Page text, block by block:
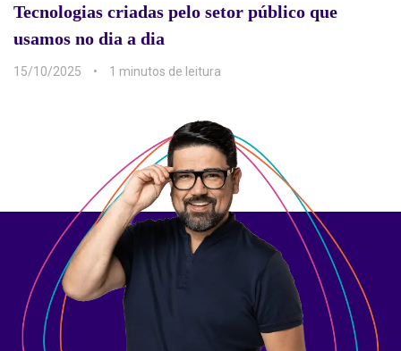
Tecnologias criadas pelo setor público que
usamos no dia a dia
15/10/2025 1 min